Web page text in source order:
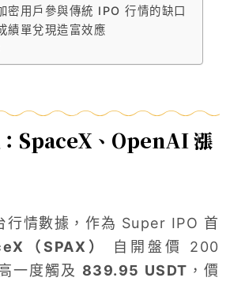
密用戶參與傳統 IPO 行情的缺口
績單兌現造富效應
：SpaceX、OpenAI 漲
情數據，作為 Super IPO 首
（SPAX）
自開盤價 200
一度觸及 839.95 USDT ，價